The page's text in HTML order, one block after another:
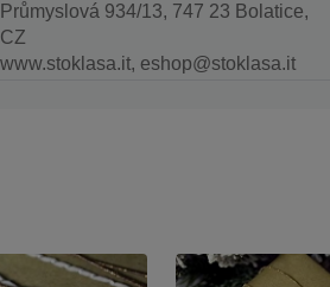
Průmyslová 934/13, 747 23 Bolatice,
CZ
www.stoklasa.it, eshop@stoklasa.it